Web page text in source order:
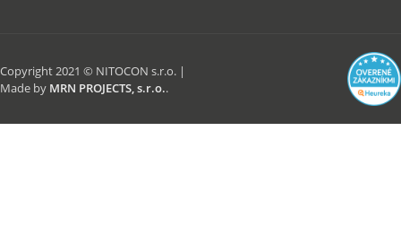
Copyright 2021 © NITOCON s.r.o. |
Made by MRN PROJECTS, s.r.o..